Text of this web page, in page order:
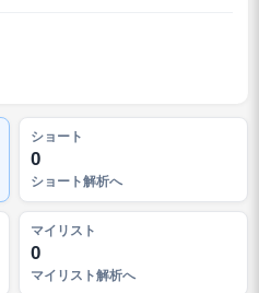
ショート
0
ショート解析へ
マイリスト
0
マイリスト解析へ